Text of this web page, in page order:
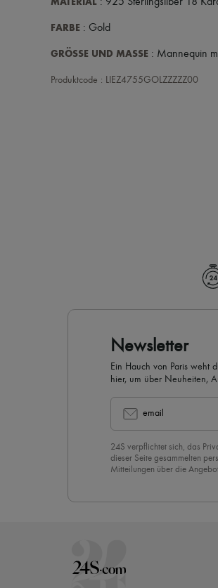
FARBE : Gold
GRÖSSE UND MASSE : Mannequin
Produktcode : LIEZ4755GOLZZZZZ00
Newsletter
Ein Hauch von Paris weht
hier, um über Neuheiten,
email
24S verpflichtet sich, das
dieser Seite gesammelten
Mitteilungen über die
abzubestellen, klicken Sie